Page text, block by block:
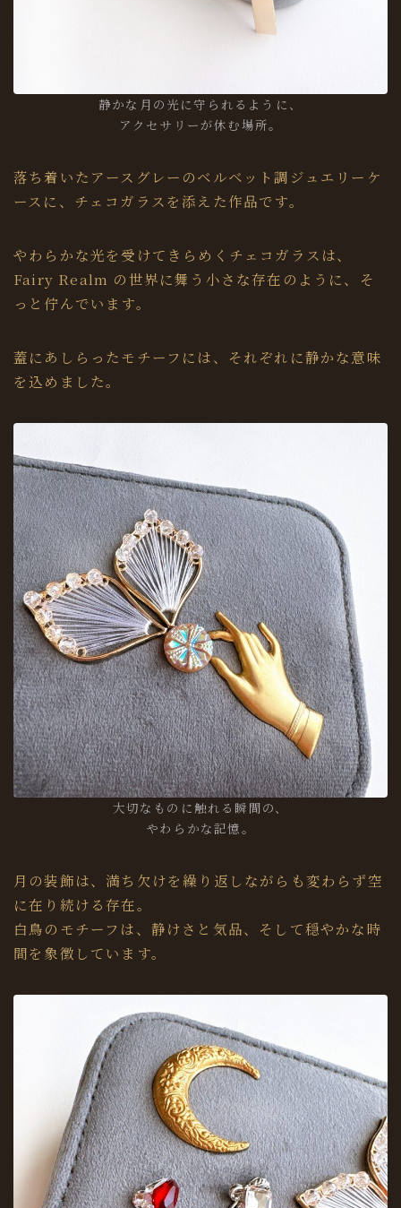
静かな月の光に守られるように、
アクセサリーが休む場所。
落ち着いたアースグレーのベルベット調ジュエリーケ
ースに、チェコガラスを添えた作品です。
やわらかな光を受けてきらめくチェコガラスは、
Fairy Realm の世界に舞う小さな存在のように、そ
っと佇んでいます。
蓋にあしらったモチーフには、それぞれに静かな意味
を込めました。
大切なものに触れる瞬間の、
やわらかな記憶。
月の装飾は、満ち欠けを繰り返しながらも変わらず空
に在り続ける存在。
白鳥のモチーフは、静けさと気品、そして穏やかな時
間を象徴しています。